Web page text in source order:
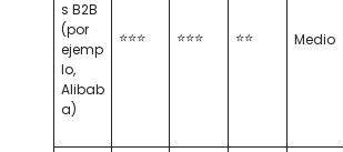
s B2B
(por
ejemp
lo,
Alibab
a)
⭐⭐⭐ ⭐⭐⭐ ⭐⭐ Medio